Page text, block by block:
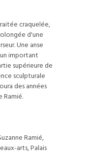
craquelée,
d'une
Une anse
important
supérieure de
sculpturale
des années
Ramié.
Ramié,
arts, Palais